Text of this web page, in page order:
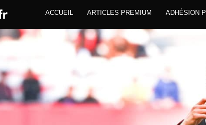
ACCUEIL ARTICLES PREMIUM ADHÉSION